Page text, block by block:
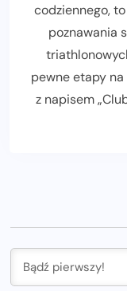
codziennego,
poznawania
pewne etapy
z napisem